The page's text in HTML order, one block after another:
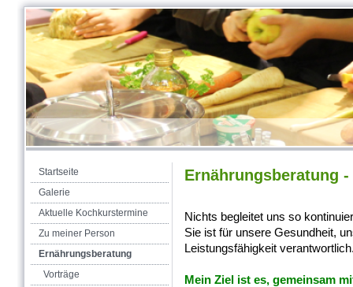
Startseite
Galerie
Aktuelle Kochkurstermine
Zu meiner Person
Ernährungsberatung
Vorträge
Ernährungsberatung
Nichts begleitet uns so
Sie ist für unsere Gesundheit,
Leistungsfähigkeit
Mein Ziel ist es, gemeinsam